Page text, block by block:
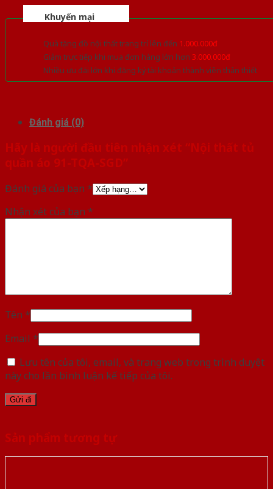
Khuyến mại
Quà tặng đồ nội thất trang trí lên đến 1.000.000đ
Giảm trực tiếp khi mua đơn hàng lớn hơn 3.000.000đ
Nhiều ưu đãi lớn khi đăng ký tài khoản thành viên thân thiết
Đánh giá (0)
Hãy là người đầu tiên nhận xét “Nội thất tủ
quần áo 91-TQA-SGD”
Đánh giá của bạn *
Nhận xét của bạn *
Tên *
Email *
Lưu tên của tôi, email, và trang web trong trình duyệt
này cho lần bình luận kế tiếp của tôi.
Sản phẩm tương tự